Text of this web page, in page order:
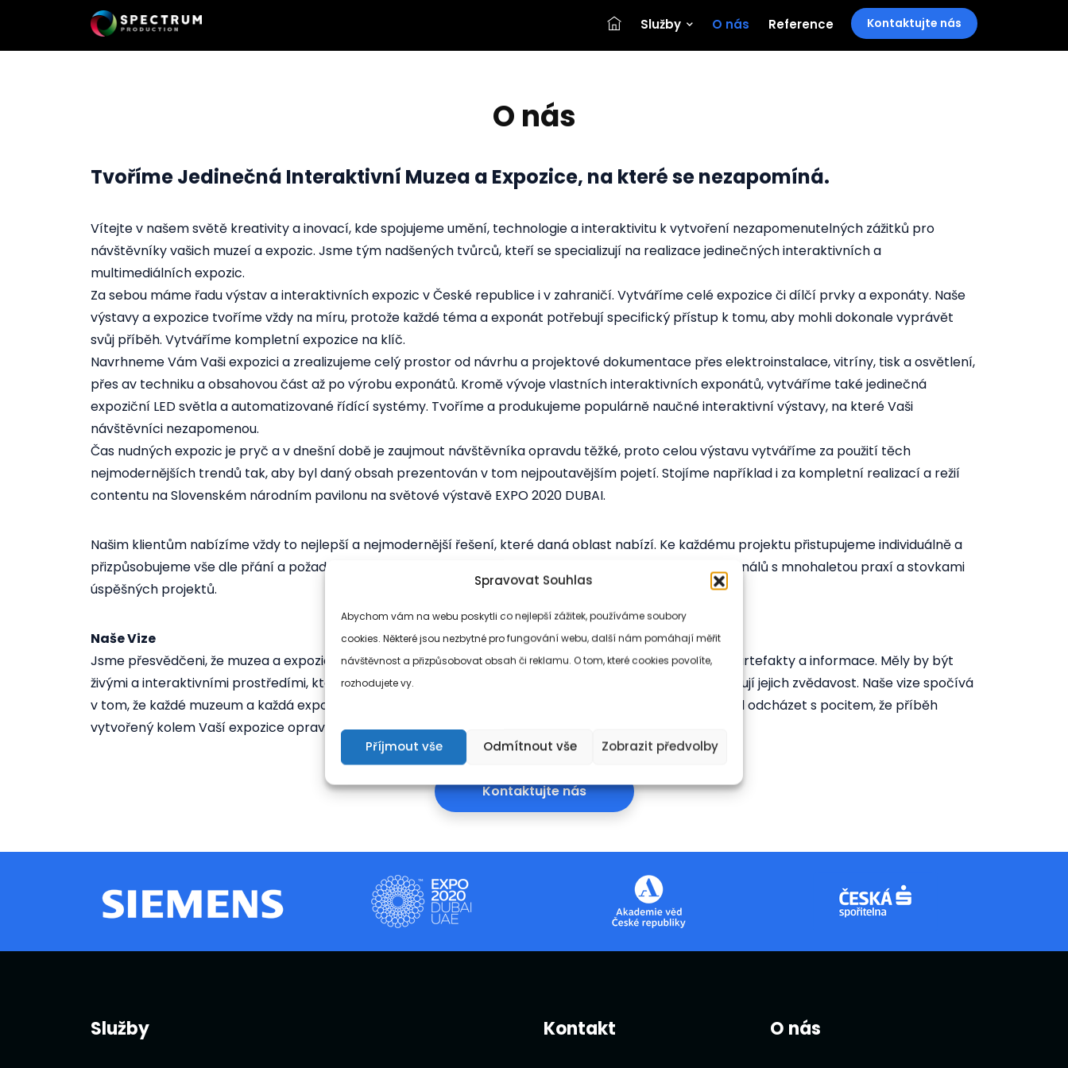
Spravovat Souhlas
Abychom vám na webu poskytli co nejlepší zážitek, používáme soubory
cookies. Některé jsou nezbytné pro fungování webu, další nám pomáhají měřit
návštěvnost a přizpůsobovat obsah či reklamu. O tom, které cookies povolíte,
rozhodujete vy.
Příjmout vše Odmítnout vše Zobrazit předvolby
Kontaktujte nás
Služby O nás Reference
O nás
Tvoříme Jedinečná Interaktivní Muzea a Expozice, na které se nezapomíná.
Vítejte v našem světě kreativity a inovací, kde spojujeme umění, technologie a interaktivitu k vytvoření nezapomenutelných zážitků pro
návštěvníky vašich muzeí a expozic. Jsme tým nadšených tvůrců, kteří se specializují na realizace jedinečných interaktivních a
multimediálních expozic.
Za sebou máme řadu výstav a interaktivních expozic v České republice i v zahraničí. Vytváříme celé expozice či dílčí prvky a exponáty. Naše
výstavy a expozice tvoříme vždy na míru, protože každé téma a exponát potřebují specifický přístup k tomu, aby mohli dokonale vyprávět
svůj příběh. Vytváříme kompletní expozice na klíč.
Navrhneme Vám Vaši expozici a zrealizujeme celý prostor od návrhu a projektové dokumentace přes elektroinstalace, vitríny, tisk a osvětlení,
přes av techniku a obsahovou část až po výrobu exponátů. Kromě vývoje vlastních interaktivních exponátů, vytváříme také jedinečná
expoziční LED světla a automatizované řídící systémy. Tvoříme a produkujeme populárně naučné interaktivní výstavy, na které Vaši
návštěvníci nezapomenou.
Čas nudných expozic je pryč a v dnešní době je zaujmout návštěvníka opravdu těžké, proto celou výstavu vytváříme za použití těch
nejmodernějších trendů tak, aby byl daný obsah prezentován v tom nejpoutavějším pojetí. Stojíme například i za kompletní realizací a režií
contentu na Slovenském národním pavilonu na světové výstavě EXPO 2020 DUBAI.
Našim klientům nabízíme vždy to nejlepší a nejmodernější řešení, které daná oblast nabízí. Ke každému projektu přistupujeme individuálně a
přizpůsobujeme vše dle přání a požadavků klienta. Svěřte se do rukou našeho zkušeného teamu profesionálů s mnohaletou praxí a stovkami
úspěšných projektů.
Naše Vize
Jsme přesvědčeni, že muzea a expozice by neměly být jen pasivními prostory, kde se pouze předvádějí artefakty a informace. Měly by být
živými a interaktivními prostředími, která návštěvníky vtahují do příběhu, stimulují jejich smysly a podněcují jejich zvědavost. Naše vize spočívá
v tom, že každé muzeum a každá expozice by měly být jedinečné, nezapomenutelné a návštěvník by měl odcházet s pocitem, že příběh
vytvořený kolem Vaší expozice opravdu prožil.
Kontaktujte nás
Služby Kontakt O nás